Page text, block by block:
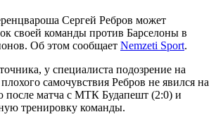
Сергей Ребров может
своей команды против Барселоны в
Об этом сообщает Nemzeti Sport.
у специалиста подозрение на
самочувствия Ребров не явился на
после матча с МТК Будапешт (2:0) и
тренировку команды.